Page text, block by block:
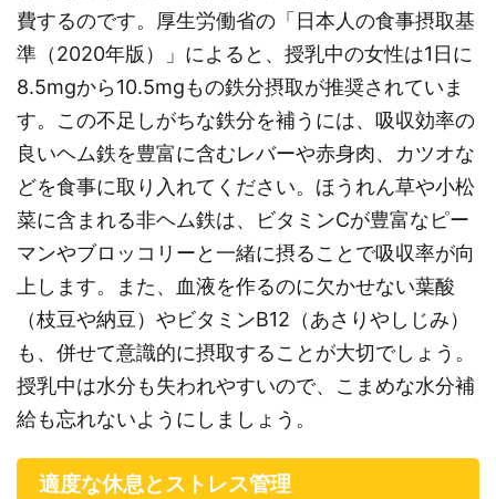
費するのです。厚生労働省の「日本人の食事摂取基
準（2020年版）」によると、授乳中の女性は1日に
8.5mgから10.5mgもの鉄分摂取が推奨されていま
す。この不足しがちな鉄分を補うには、吸収効率の
良いヘム鉄を豊富に含むレバーや赤身肉、カツオな
どを食事に取り入れてください。ほうれん草や小松
菜に含まれる非ヘム鉄は、ビタミンCが豊富なピー
マンやブロッコリーと一緒に摂ることで吸収率が向
上します。また、血液を作るのに欠かせない葉酸
（枝豆や納豆）やビタミンB12（あさりやしじみ）
も、併せて意識的に摂取することが大切でしょう。
授乳中は水分も失われやすいので、こまめな水分補
給も忘れないようにしましょう。
適度な休息とストレス管理